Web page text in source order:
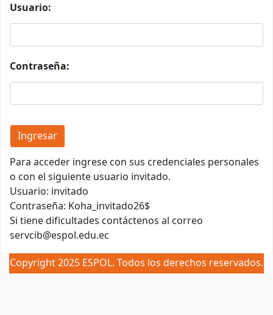
Usuario:
Contraseña:
Para acceder ingrese con sus credenciales personales
o con el siguiente usuario invitado.
Usuario: invitado
Contraseña: Koha_invitado26$
Si tiene dificultades contáctenos al correo
servcib@espol.edu.ec
Copyright 2025 ESPOL. Todos los derechos reservados.